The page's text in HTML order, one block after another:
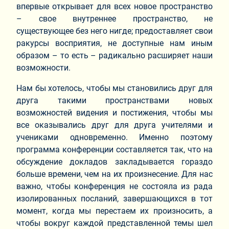
впервые открывает для всех новое пространство
– свое внутреннее пространство, не
существующее без него нигде; предоставляет свои
ракурсы восприятия, не доступные нам иным
образом – то есть – радикально расширяет наши
возможности.
Нам бы хотелось, чтобы мы становились друг для
друга такими пространствами новых
возможностей видения и постижения, чтобы мы
все оказывались друг для друга учителями и
учениками одновременно. Именно поэтому
программа конференции составляется так, что на
обсуждение докладов закладывается гораздо
больше времени, чем на их произнесение. Для нас
важно, чтобы конференция не состояла из рада
изолированных посланий, завершающихся в тот
момент, когда мы перестаем их произносить, а
чтобы вокруг каждой представленной темы шел